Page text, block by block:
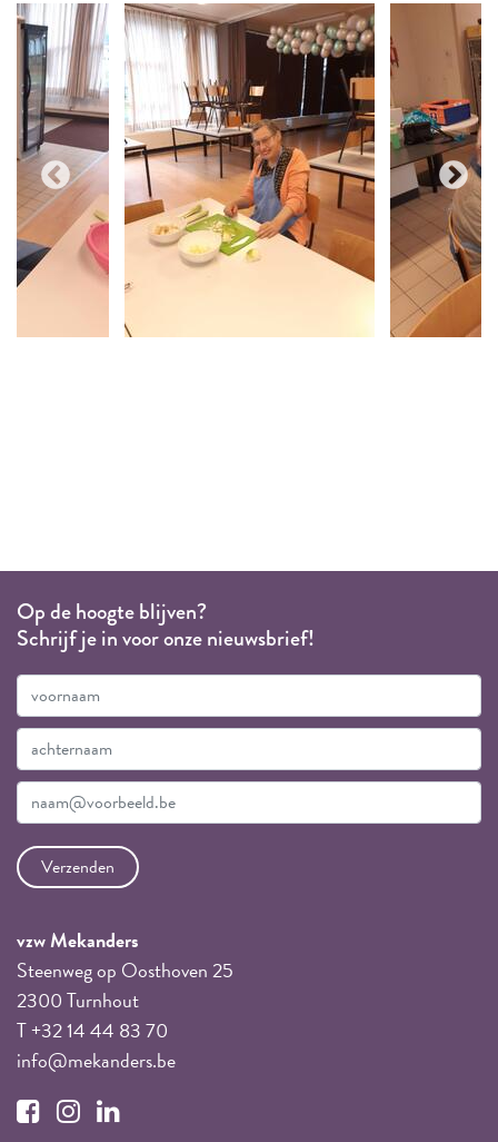
Op de hoogte blijven?
Schrijf je in voor onze nieuwsbrief!
vzw Mekanders
Steenweg op Oosthoven 25
2300 Turnhout
T +32 14 44 83 70
info@mekanders.be